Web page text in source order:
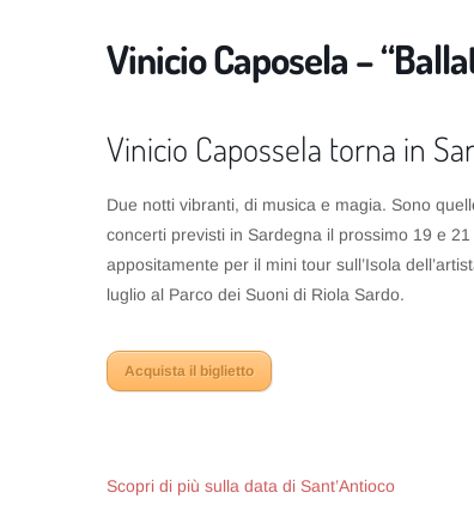
Vinicio Caposela –
Vinicio Capossela torna in
Due notti vibranti, di musica e magia. Sono
concerti previsti in Sardegna il prossimo 19 e
appositamente per il mini tour sull’Isola
luglio al Parco dei Suoni di Riola Sardo.
Acquista il biglietto
Scopri di più sulla data di Sant’Antioco